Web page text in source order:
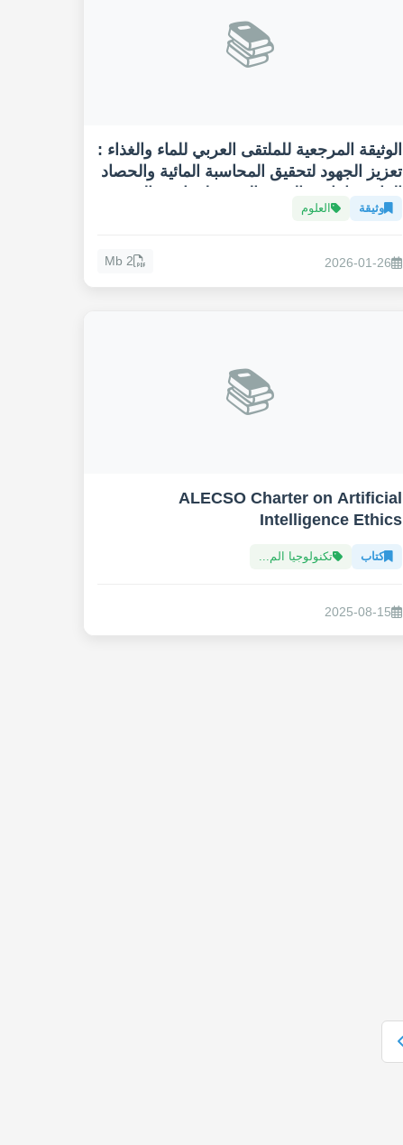
📚
الوثيقة المرجعية للملتقى العربي للماء والغذاء :
تعزيز الجهود لتحقيق المحاسبة المائية والحصاد
المناخي
وثيقة العلوم
2026-01-26
2 Mb
📚
ALECSO Charter on Artificial
Intelligence Ethics
كتاب تكنولوجيا الم...
2025-08-15